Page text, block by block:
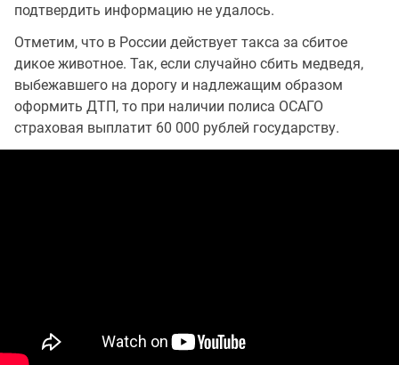
подтвердить информацию не удалось.
Отметим, что в России действует такса за сбитое
дикое животное. Так, если случайно сбить медведя,
выбежавшего на дорогу и надлежащим образом
оформить ДТП, то при наличии полиса ОСАГО
страховая выплатит 60 000 рублей государству.